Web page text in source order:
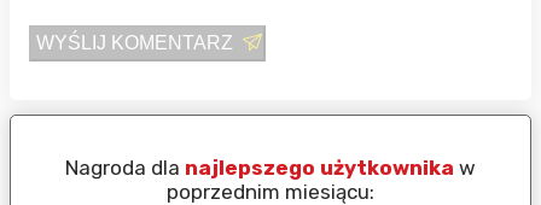
WYŚLIJ KOMENTARZ
Nagroda dla najlepszego użytkownika w
poprzednim miesiącu: